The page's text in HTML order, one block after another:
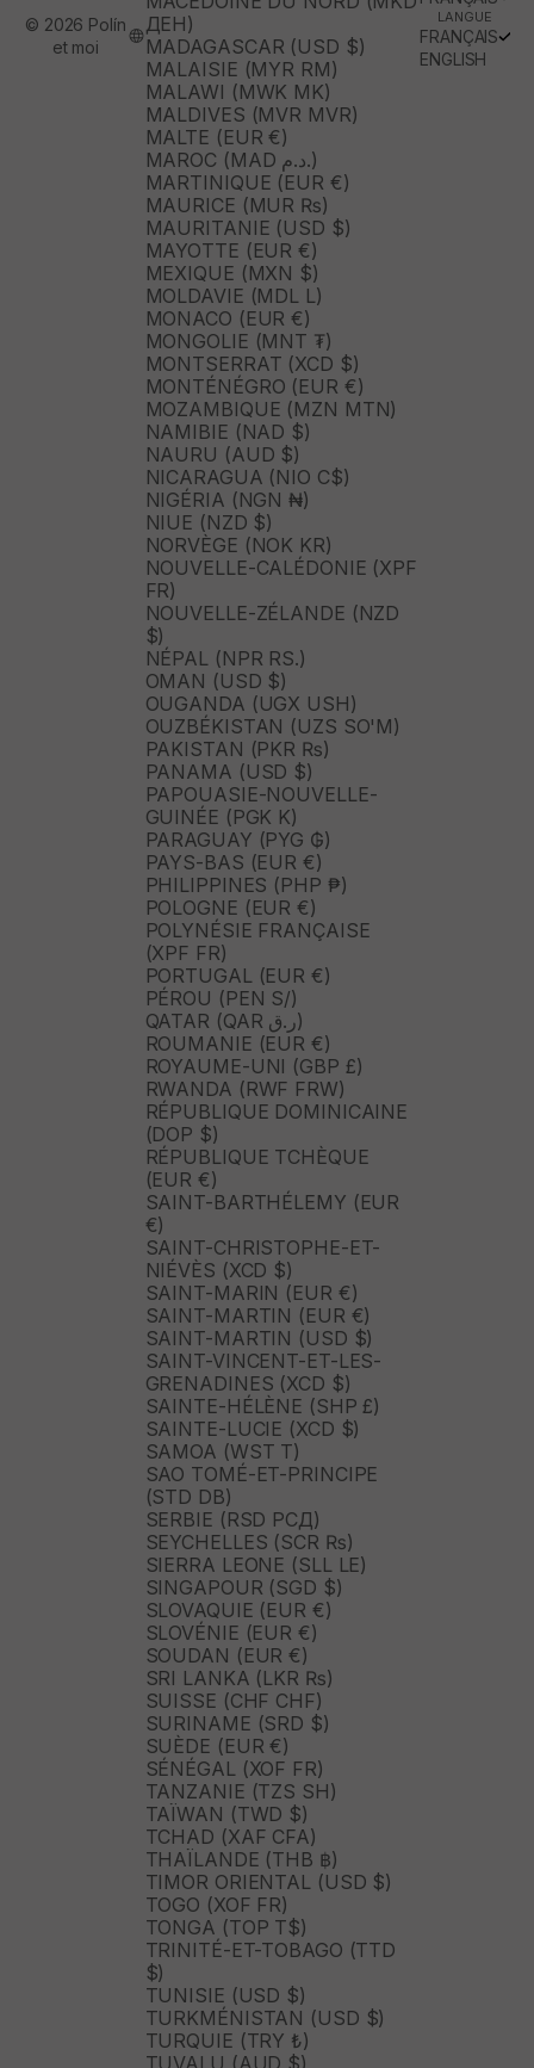
ДЕН)
MADAGASCAR (USD $)
MALAISIE (MYR RM)
MALAWI (MWK MK)
MALDIVES (MVR MVR)
MALTE (EUR €)
MAROC (MAD د.م.)
MARTINIQUE (EUR €)
MAURICE (MUR ₨)
MAURITANIE (USD $)
MAYOTTE (EUR €)
MEXIQUE (MXN $)
MOLDAVIE (MDL L)
MONACO (EUR €)
MONGOLIE (MNT ₮)
MONTSERRAT (XCD $)
MONTÉNÉGRO (EUR €)
MOZAMBIQUE (MZN MTN)
NAMIBIE (NAD $)
NAURU (AUD $)
NICARAGUA (NIO C$)
NIGÉRIA (NGN ₦)
NIUE (NZD $)
NORVÈGE (NOK KR)
NOUVELLE-CALÉDONIE (XPF
FR)
NOUVELLE-ZÉLANDE (NZD
$)
NÉPAL (NPR RS.)
OMAN (USD $)
OUGANDA (UGX USH)
OUZBÉKISTAN (UZS SO'M)
PAKISTAN (PKR ₨)
PANAMA (USD $)
PAPOUASIE-NOUVELLE-
GUINÉE (PGK K)
PARAGUAY (PYG ₲)
PAYS-BAS (EUR €)
PHILIPPINES (PHP ₱)
POLOGNE (EUR €)
POLYNÉSIE FRANÇAISE
(XPF FR)
PORTUGAL (EUR €)
PÉROU (PEN S/)
QATAR (QAR ر.ق)
ROUMANIE (EUR €)
ROYAUME-UNI (GBP £)
RWANDA (RWF FRW)
RÉPUBLIQUE DOMINICAINE
(DOP $)
RÉPUBLIQUE TCHÈQUE
(EUR €)
SAINT-BARTHÉLEMY (EUR
€)
SAINT-CHRISTOPHE-ET-
NIÉVÈS (XCD $)
SAINT-MARIN (EUR €)
SAINT-MARTIN (EUR €)
SAINT-MARTIN (USD $)
SAINT-VINCENT-ET-LES-
GRENADINES (XCD $)
SAINTE-HÉLÈNE (SHP £)
SAINTE-LUCIE (XCD $)
SAMOA (WST T)
SAO TOMÉ-ET-PRINCIPE
(STD DB)
SERBIE (RSD РСД)
SEYCHELLES (SCR ₨)
SIERRA LEONE (SLL LE)
SINGAPOUR (SGD $)
SLOVAQUIE (EUR €)
SLOVÉNIE (EUR €)
SOUDAN (EUR €)
SRI LANKA (LKR ₨)
SUISSE (CHF CHF)
SURINAME (SRD $)
SUÈDE (EUR €)
SÉNÉGAL (XOF FR)
TANZANIE (TZS SH)
TAÏWAN (TWD $)
TCHAD (XAF CFA)
THAÏLANDE (THB ฿)
TIMOR ORIENTAL (USD $)
TOGO (XOF FR)
TONGA (TOP T$)
TRINITÉ-ET-TOBAGO (TTD
$)
TUNISIE (USD $)
TURKMÉNISTAN (USD $)
TURQUIE (TRY ₺)
LANGUE
FRANÇAIS
ENGLISH
© 2026 Polín
et moi